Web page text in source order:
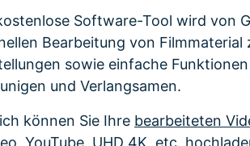
Software-Tool wird von
Bearbeitung von
sowie einfache
und Verlangsamen.
können Sie Ihre bearbeiteten
YouTube, UHD 4K, etc.